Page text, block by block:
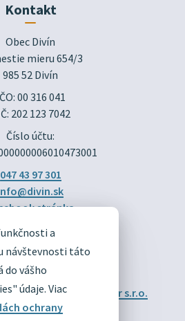
a
návštevnosti táto
do vášho
údaje. Viac
ochrany
STRÁNKY
Alphabet partner s.r.o.
obsahu:Obec Divín
Kontakt
Obec Divín
mieru 654/3
985 52 Divín
00 316 041
202 123 7042
Číslo účtu:
047 43 97 301
stránka